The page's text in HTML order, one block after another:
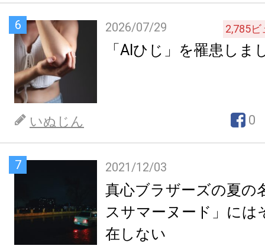
6 2026/07/29 2,785ビ
「AIひじ」を罹患しま
いぬじん 0
7 2021/12/03
真心ブラザーズの夏の
スサマーヌード」には
在しない